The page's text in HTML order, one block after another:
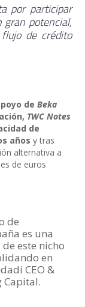
por participar
potencial,
de crédito
deBeka
TWC Notes
de
años y tras
alternativa a
de euros
de
es una
este nicho
en
CEO &
Capital.